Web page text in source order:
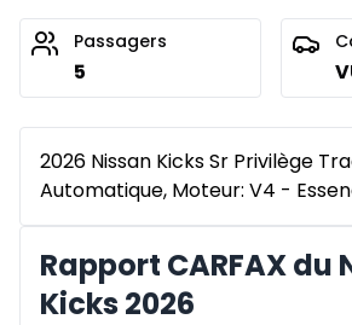
Passagers
5
2026 Nissan Kicks Sr Privilège
Automatique, Moteur: V4 -
Rapport CARFAX du
Kicks 2026